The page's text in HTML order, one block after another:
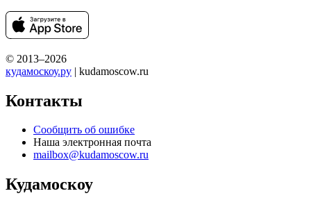
© 2013–2026
кудамоскоу.ру | kudamoscow.ru
Контакты
Сообщить об ошибке
Наша электронная почта
mailbox@kudamoscow.ru
Кудамоскоу